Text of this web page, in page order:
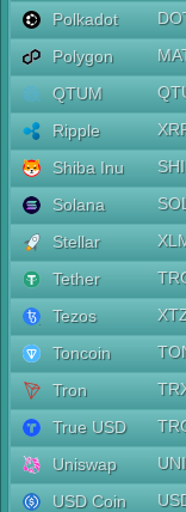
Polkadot
Polygon
QTUM
Ripple
Shiba Inu
Solana
SOL
Stellar
Tether
Tezos
Toncoin
Tron
True USD
Uniswap
UNI
USD Coin